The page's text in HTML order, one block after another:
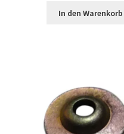
In den Warenkorb